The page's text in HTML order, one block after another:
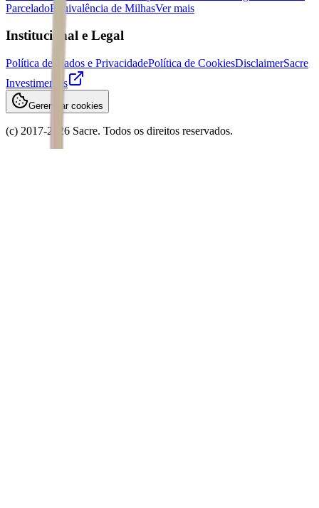
ParceladoEquivalência de MilhasVer mais
Institucional e Legal
Política de Dados e PrivacidadePolítica de CookiesDisclaimerSacre
Investimentos
Gerenciar cookies
(c) 2017-2026 Sacre. Todos os direitos reservados.